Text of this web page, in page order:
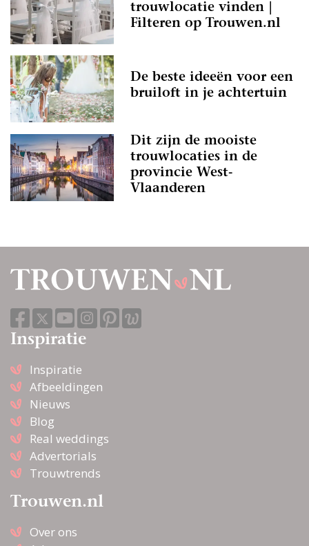
trouwlocatie vinden |
Filteren op Trouwen.nl
De beste ideeën voor een
bruiloft in je achtertuin
Dit zijn de mooiste
trouwlocaties in de
provincie West-
Vlaanderen
Inspiratie
Inspiratie
Afbeeldingen
Nieuws
Blog
Real weddings
Advertorials
Trouwtrends
Trouwen.nl
Over ons